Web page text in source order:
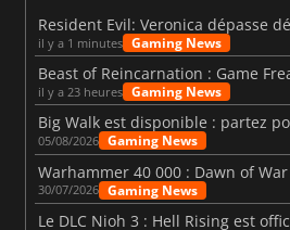
il y a 1 minutes Gaming News
il y a 23 heures Gaming News
05/08/2026 Gaming News
30/07/2026 Gaming News